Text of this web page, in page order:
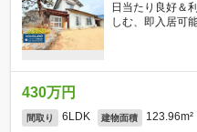
日当たり良好＆
しむ、即入居可
430万円
間取り 6LDK 建物面積 123.96m²